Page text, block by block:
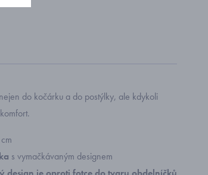
do kočárku a do postýlky, ale kdykoli
s vymačkávaným designem